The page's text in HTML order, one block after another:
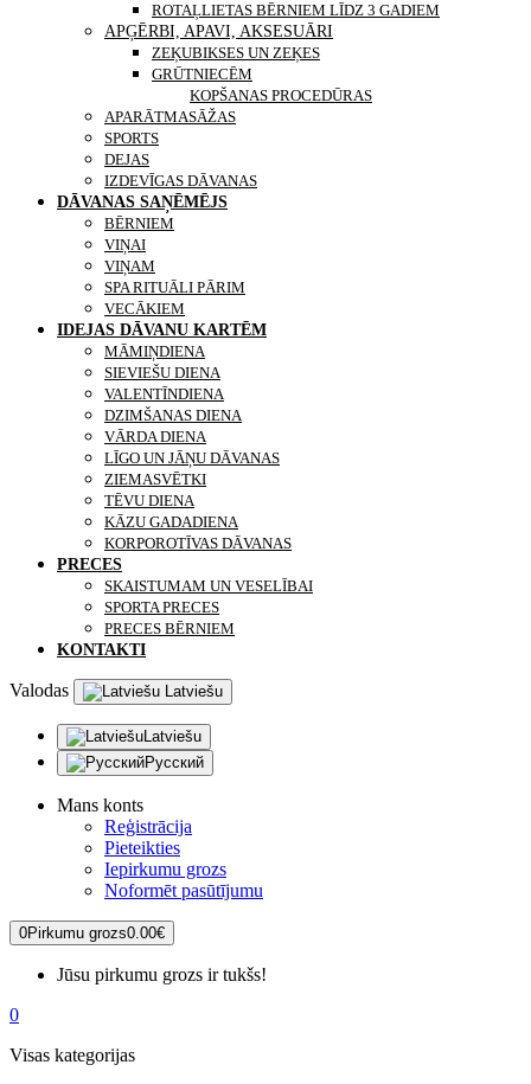
ROTAĻLIETAS BĒRNIEM LĪDZ 3 GADIEM
APĢĒRBI, APAVI, AKSESUĀRI
ZEĶUBIKSES UN ZEĶES
GRŪTNIECĒM
KOPŠANAS PROCEDŪRAS
APARĀTMASĀŽAS
SPORTS
DEJAS
IZDEVĪGAS DĀVANAS
DĀVANAS SAŅĒMĒJS
BĒRNIEM
VIŅAI
VIŅAM
SPA RITUĀLI PĀRIM
VECĀKIEM
IDEJAS DĀVANU KARTĒM
MĀMIŅDIENA
SIEVIEŠU DIENA
VALENTĪNDIENA
DZIMŠANAS DIENA
VĀRDA DIENA
LĪGO UN JĀŅU DĀVANAS
ZIEMASVĒTKI
TĒVU DIENA
KĀZU GADADIENA
KORPOROTĪVAS DĀVANAS
PRECES
SKAISTUMAM UN VESELĪBAI
SPORTA PRECES
PRECES BĒRNIEM
KONTAKTI
Valodas Latviešu
Latviešu
Русский
Mans konts
Reģistrācija
Pieteikties
Iepirkumu grozs
Noformēt pasūtījumu
0Pirkumu grozs0.00€
Jūsu pirkumu grozs ir tukšs!
0
Visas kategorijas